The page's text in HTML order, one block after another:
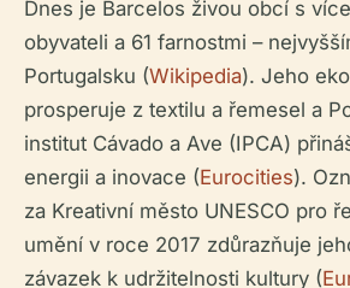
Dnes je Barcelos živou obcí s
obyvateli a 61 farnostmi –
Portugalsku (Wikipedia). Jeho
prosperuje z textilu a řemesel a
institut Cávado a Ave (IPCA)
energii a inovace (Eurocities).
za Kreativní město UNESCO pro
umění v roce 2017 zdůrazňuje
závazek k udržitelnosti kultury (